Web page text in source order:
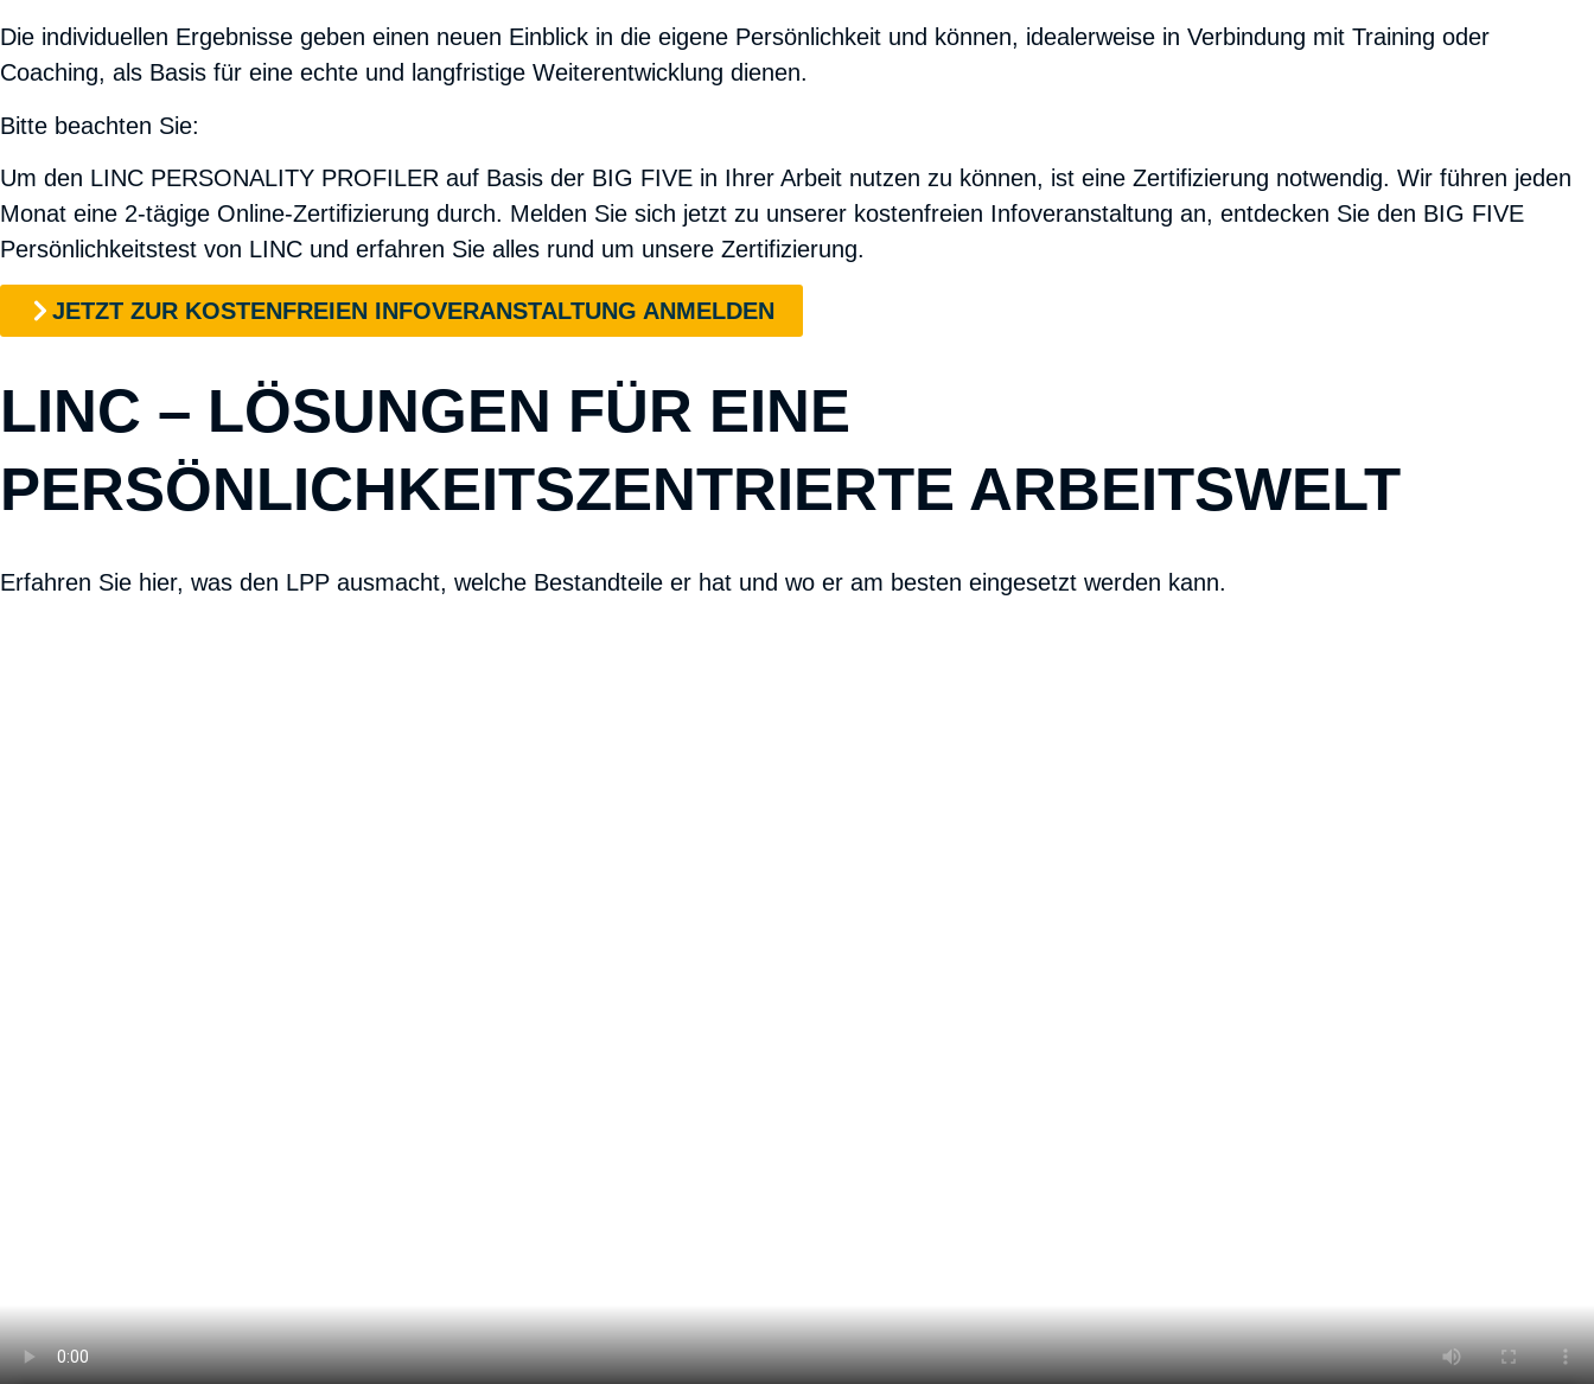
Die individuellen Ergebnisse geben einen neuen Einblick in die eigene Persönlichkeit und können, idealerweise in Verbindung mit Training oder
Coaching, als Basis für eine echte und langfristige Weiterentwicklung dienen.
Bitte beachten Sie:
Um den LINC PERSONALITY PROFILER auf Basis der BIG FIVE in Ihrer Arbeit nutzen zu können, ist eine Zertifizierung notwendig. Wir führen jeden
Monat eine 2-tägige Online-Zertifizierung durch. Melden Sie sich jetzt zu unserer kostenfreien Infoveranstaltung an, entdecken Sie den BIG FIVE
Persönlichkeitstest von LINC und erfahren Sie alles rund um unsere Zertifizierung.
JETZT ZUR KOSTENFREIEN INFOVERANSTALTUNG ANMELDEN
LINC – LÖSUNGEN FÜR EINE
PERSÖNLICHKEITS­ZENTRIERTE ARBEITSWELT
Erfahren Sie hier, was den LPP ausmacht, welche Bestandteile er hat und wo er am besten eingesetzt werden kann.